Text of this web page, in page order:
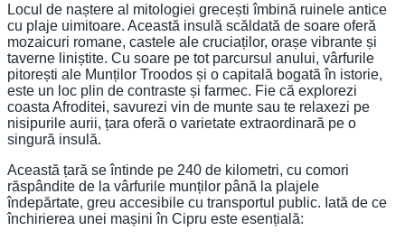
Locul de naștere al mitologiei grecești îmbină ruinele antice
cu plaje uimitoare. Această insulă scăldată de soare oferă
mozaicuri romane, castele ale cruciaților, orașe vibrante și
taverne liniștite. Cu soare pe tot parcursul anului, vârfurile
pitorești ale Munților Troodos și o capitală bogată în istorie,
este un loc plin de contraste și farmec. Fie că explorezi
coasta Afroditei, savurezi vin de munte sau te relaxezi pe
nisipurile aurii, țara oferă o varietate extraordinară pe o
singură insulă.
Această țară se întinde pe 240 de kilometri, cu comori
răspândite de la vârfurile munților până la plajele
îndepărtate, greu accesibile cu transportul public. Iată de ce
închirierea unei mașini în Cipru este esențială: